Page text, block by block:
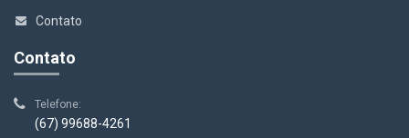
Contato
Contato
Telefone:
(67) 99688-4261